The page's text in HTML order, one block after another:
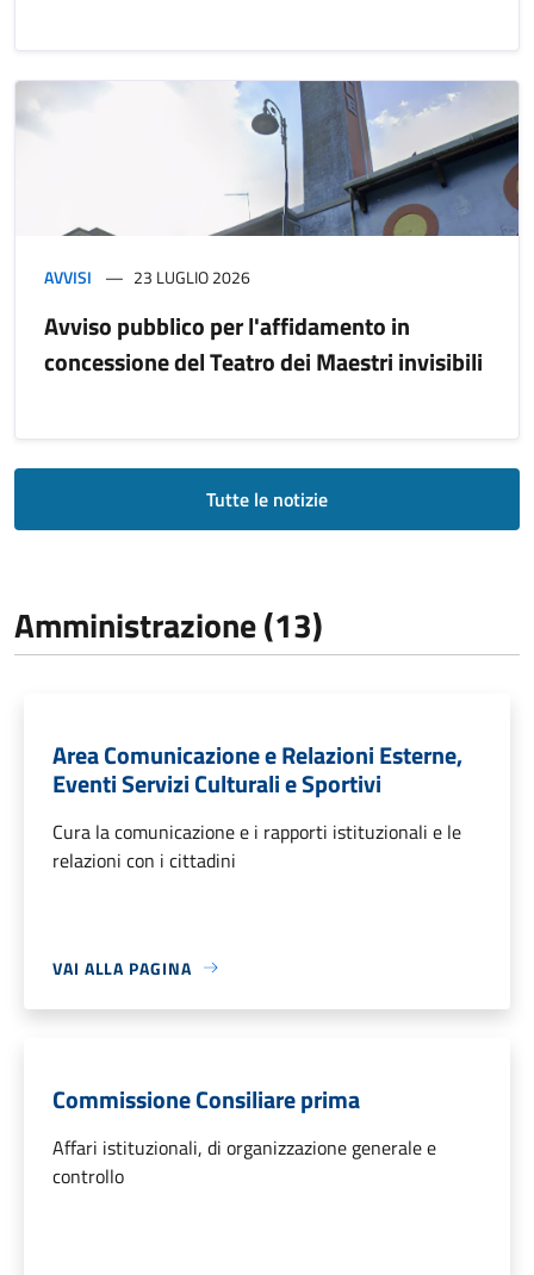
AVVISI 23 LUGLIO 2026
Avviso pubblico per l'affidamento in
concessione del Teatro dei Maestri invisibili
Tutte le notizie
Amministrazione (13)
Area Comunicazione e Relazioni Esterne,
Eventi Servizi Culturali e Sportivi
Cura la comunicazione e i rapporti istituzionali e le
relazioni con i cittadini
VAI ALLA PAGINA
Commissione Consiliare prima
Affari istituzionali, di organizzazione generale e
controllo